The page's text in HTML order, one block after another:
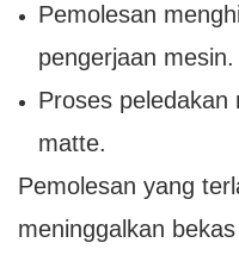
Pemolesan
pengerjaan mesin.
Proses
matte.
Pemolesan yang
meninggalkan